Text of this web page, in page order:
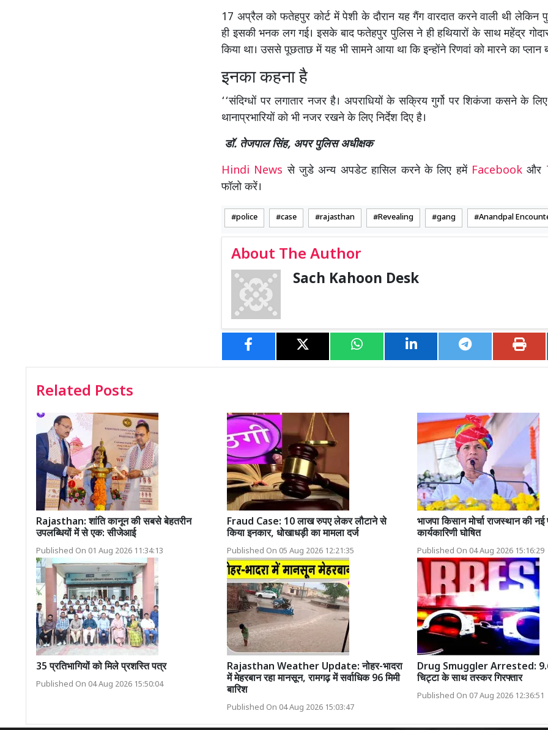
17 अप्रैल को फतेहपुर कोर्ट में पेशी के दौरान यह गैंग वारदात करने वाली थी लेकिन
ही इसकी भनक लग गई। इसके बाद फतेहपुर पुलिस ने ही हथियारों के साथ महेंद्र
किया था। उससे पूछताछ में यह भी सामने आया था कि इन्होंने रिणवां को मारने का प्लान
इनका कहना है
‘‘संदिग्धों पर लगातार नजर है। अपराधियों के सक्रिय गुर्गो पर शिकंजा कसने के
थानाप्रभारियों को भी नजर रखने के लिए निर्देश दिए है।
डॉ. तेजपाल सिंह, अपर पुलिस अधीक्षक
Hindi Newsसे जुडे अन्य अपडेट हासिल करने के लिए हमें Facebookऔर
फॉलो करें।
police case rajasthan Revealing gang Anandpal
About The Author
Sach Kahoon Desk
Related Posts
Rajasthan: शांति कानून की सबसे बेहतरीन
उपलब्धियों में से एक: सीजेआई
Published On 01 Aug 2026 11:34:13
Fraud Case: 10 लाख रुपए लेकर लौटाने से
किया इनकार, धोखाधड़ी का मामला दर्ज
Published On 05 Aug 2026 12:21:35
भाजपा किसान मोर्चा राजस्थान की
कार्यकारिणी घोषित
Published On 04 Aug 2026 15:16:29
35 प्रतिभागियों को मिले प्रशस्ति पत्र
Published On 04 Aug 2026 15:50:04
Rajasthan Weather Update: नोहर-भादरा
में मेहरबान रहा मानसून, रामगढ़ में सर्वाधिक 96 मिमी
बारिश
Published On 04 Aug 2026 15:03:47
Drug Smuggler Arrested:
चिट्टा के साथ तस्कर गिरफ्तार
Published On 07 Aug 2026 12:36:51